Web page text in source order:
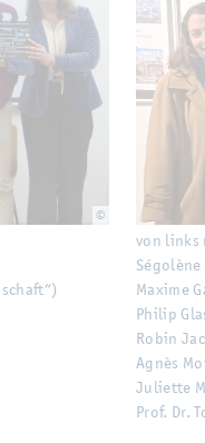
©
von links
Ma­xi­me
Phil­ip
Robin
Agnès
Ju­li­et­te
Prof. Dr.